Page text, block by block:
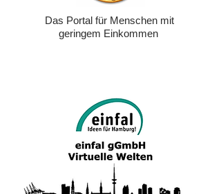
Das Portal für Menschen mit
geringem Einkommen